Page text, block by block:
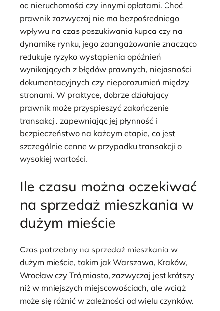
od nieruchomości czy innymi opłatami. Choć
prawnik zazwyczaj nie ma bezpośredniego
wpływu na czas poszukiwania kupca czy na
dynamikę rynku, jego zaangażowanie znacząco
redukuje ryzyko wystąpienia opóźnień
wynikających z błędów prawnych, niejasności
dokumentacyjnych czy nieporozumień między
stronami. W praktyce, dobrze działający
prawnik może przyspieszyć zakończenie
transakcji, zapewniając jej płynność i
bezpieczeństwo na każdym etapie, co jest
szczególnie cenne w przypadku transakcji o
wysokiej wartości.
Ile czasu można oczekiwać
na sprzedaż mieszkania w
dużym mieście
Czas potrzebny na sprzedaż mieszkania w
dużym mieście, takim jak Warszawa, Kraków,
Wrocław czy Trójmiasto, zazwyczaj jest krótszy
niż w mniejszych miejscowościach, ale wciąż
może się różnić w zależności od wielu czynków.